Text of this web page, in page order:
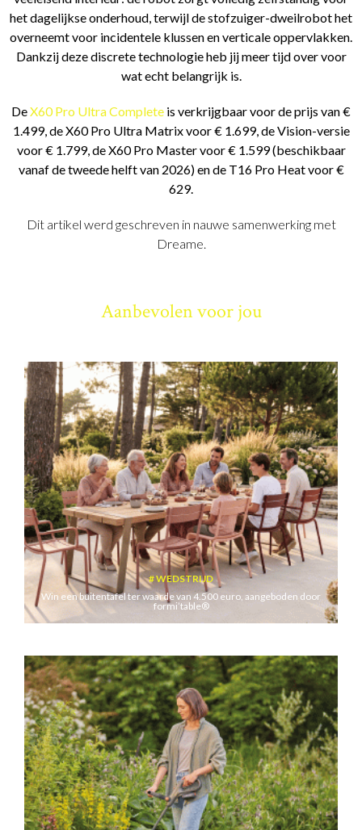
het dagelijkse onderhoud, terwijl de stofzuiger-dweilrobot het
overneemt voor incidentele klussen en verticale oppervlakken.
Dankzij deze discrete technologie heb jij meer tijd over voor
wat echt belangrijk is.
DeX60 Pro Ultra Complete is verkrijgbaar voor de prijs van €
1.499, de X60 Pro Ultra Matrix voor € 1.699, de Vision-versie
voor € 1.799, de X60 Pro Master voor € 1.599 (beschikbaar
vanaf de tweede helft van 2026) en de T16 Pro Heat voor €
629.
Dit artikel werd geschreven in nauwe samenwerking met
Dreame.
Aanbevolen voor jou
WEDSTRIJD
Win een buitentafel ter waarde van 4.500 euro, aangeboden door
formi’table®